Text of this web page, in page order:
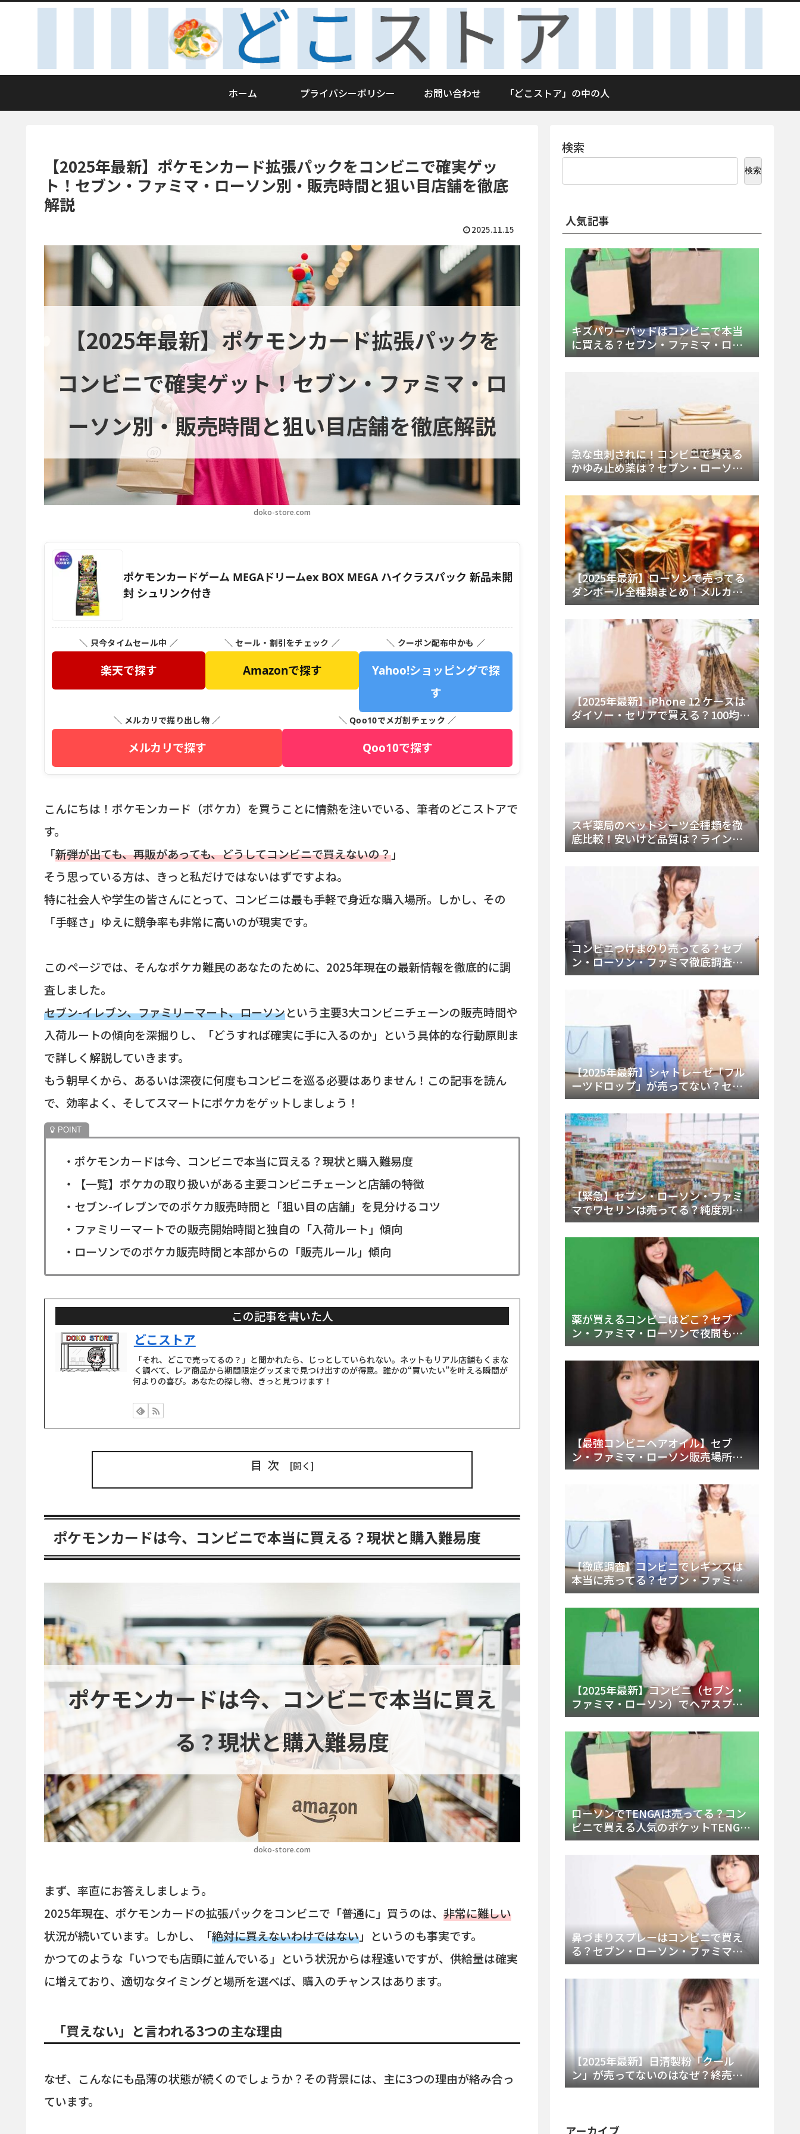
ホーム プライバシーポリシー お問い合わせ 「どこストア」の中の人
【2025年最新】ポケモンカード拡張パックをコンビニで確実ゲッ
ト！セブン・ファミマ・ローソン別・販売時間と狙い目店舗を徹底
解説
2025.11.15
doko-store.com
【2025年最新】ポケモンカード拡張パックを
コンビニで確実ゲット！セブン・ファミマ・ロ
ーソン別・販売時間と狙い目店舗を徹底解説
ポケモンカードゲーム MEGAドリームex BOX MEGA ハイクラスパック 新品未開
封 シュリンク付き
＼ 只今タイムセール中 ／
楽天で探す
＼ セール・割引をチェック ／
Amazonで探す
＼ クーポン配布中かも ／
Yahoo!ショッピングで探
す
＼ メルカリで掘り出し物 ／
メルカリで探す
＼ Qoo10でメガ割チェック ／
Qoo10で探す
こんにちは！ポケモンカード（ポケカ）を買うことに情熱を注いでいる、筆者のどこストアで
す。
「新弾が出ても、再販があっても、どうしてコンビニで買えないの？」
そう思っている方は、きっと私だけではないはずですよね。
特に社会人や学生の皆さんにとって、コンビニは最も手軽で身近な購入場所。しかし、その
「手軽さ」ゆえに競争率も非常に高いのが現実です。
このページでは、そんなポケカ難民のあなたのために、2025年現在の最新情報を徹底的に調
査しました。
セブン-イレブン、ファミリーマート、ローソンという主要3大コンビニチェーンの販売時間や
入荷ルートの傾向を深掘りし、「どうすれば確実に手に入るのか」という具体的な行動原則ま
で詳しく解説していきます。
もう朝早くから、あるいは深夜に何度もコンビニを巡る必要はありません！この記事を読ん
で、効率よく、そしてスマートにポケカをゲットしましょう！
・ポケモンカードは今、コンビニで本当に買える？現状と購入難易度
・【一覧】ポケカの取り扱いがある主要コンビニチェーンと店舗の特徴
・セブン-イレブンでのポケカ販売時間と「狙い目の店舗」を見分けるコツ
・ファミリーマートでの販売開始時間と独自の「入荷ルート」傾向
・ローソンでのポケカ販売時間と本部からの「販売ルール」傾向
この記事を書いた人
どこストア
「それ、どこで売ってるの？」と聞かれたら、じっとしていられない。ネットもリアル店舗もくまな
く調べて、レア商品から期間限定グッズまで見つけ出すのが得意。誰かの“買いたい”を叶える瞬間が
何よりの喜び。あなたの探し物、きっと見つけます！
目次
ポケモンカードは今、コンビニで本当に買える？現状と購入難易度
doko-store.com
ポケモンカードは今、コンビニで本当に買え
る？現状と購入難易度
まず、率直にお答えしましょう。
2025年現在、ポケモンカードの拡張パックをコンビニで「普通に」買うのは、 非常に難しい
状況が続いています。しかし、「絶対に買えないわけではない」というのも事実です。
かつてのような「いつでも店頭に並んでいる」という状況からは程遠いですが、供給量は確実
に増えており、適切なタイミングと場所を選べば、購入のチャンスはあります。
「買えない」と言われる3つの主な理由
なぜ、こんなにも品薄の状態が続くのでしょうか？その背景には、主に3つの理由が絡み合っ
ています。
検索
検索
人気記事
キズパワーパッドはコンビニで本当
に買える？セブン・ファミマ・ロー
ソン徹底調査＆値段と種類別販売場
急な虫刺されに！コンビニで買える
かゆみ止め薬は？セブン・ローソ
ン・ファミマの販売状況と定番商品
まとめ
【2025年最新】ローソンで売ってる
ダンボール全種類まとめ！メルカリ
便・ゆうパック対応サイズと価格を
徹底解説
【2025年最新】iPhone 12 ケースは
ダイソー・セリアで買える？100均の
在庫状況と失敗しない選び方を徹底
スギ薬局のペットシーツ全種類を徹
底比較！安いけど品質は？ラインナ
ップと販売店（Amazon・楽天含む）
コンビニつけまのり売ってる？セブ
ン・ローソン・ファミマ徹底調査！
ドンキや薬局、Amazon楽天で買う方
【2025年最新】シャトレーゼ「フル
ーツドロップ」が売ってない？セブ
ンでの販売終了理由と代替アイスを
徹底解説！
【緊急】セブン・ローソン・ファミ
マでワセリンは売ってる？純度別お
すすめ品と販売場所を徹底まとめ
薬が買えるコンビニはどこ？セブ
ン・ファミマ・ローソンで夜間も買
える市販薬の種類と販売店の探し方
【2025年最新】
【最強コンビニヘアオイル】セブ
ン・ファミマ・ローソン販売場所
は？今すぐ買えるおすすめ市販品を
【徹底調査】コンビニでレギンスは
本当に売ってる？セブン・ファミ
マ・ローソンの取扱店舗とメーカ
ー・内容物を詳しく調べてみた！
【2025年最新】コンビニ（セブン・
ファミマ・ローソン）でヘアスプレ
ーは売ってる？販売場所と買える種
類・値段を徹底調査！
ローソンでTENGAは売ってる？コン
ビニで買える人気のポケットTENGA
とエッグの取り扱い店舗と陳列場所
鼻づまりスプレーはコンビニで買え
る？セブン・ローソン・ファミマの
販売時間と主要製品を徹底解説
【2025年最新】日清製粉「クール
ン」が売ってないのはなぜ？終売の
真相とレアチーズケーキ代替品・再
アーカイブ